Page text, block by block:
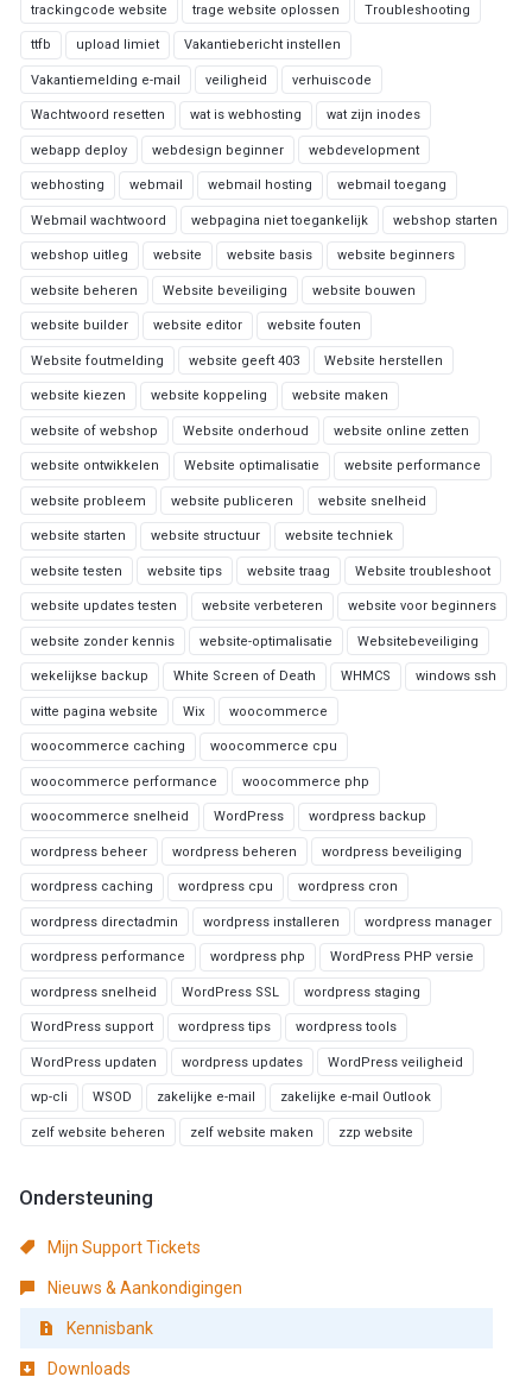
trackingcode website trage website oplossen Troubleshooting
ttfb upload limiet Vakantiebericht instellen
Vakantiemelding e-mail veiligheid verhuiscode
Wachtwoord resetten wat is webhosting wat zijn inodes
webapp deploy webdesign beginner webdevelopment
webhosting webmail webmail hosting webmail toegang
Webmail wachtwoord webpagina niet toegankelijk webshop starten
webshop uitleg website website basis website beginners
website beheren Website beveiliging website bouwen
website builder website editor website fouten
Website foutmelding website geeft 403 Website herstellen
website kiezen website koppeling website maken
website of webshop Website onderhoud website online zetten
website ontwikkelen Website optimalisatie website performance
website probleem website publiceren website snelheid
website starten website structuur website techniek
website testen website tips website traag Website troubleshoot
website updates testen website verbeteren website voor beginners
website zonder kennis website-optimalisatie Websitebeveiliging
wekelijkse backup White Screen of Death WHMCS windows ssh
witte pagina website Wix woocommerce
woocommerce caching woocommerce cpu
woocommerce performance woocommerce php
woocommerce snelheid WordPress wordpress backup
wordpress beheer wordpress beheren wordpress beveiliging
wordpress caching wordpress cpu wordpress cron
wordpress directadmin wordpress installeren wordpress manager
wordpress performance wordpress php WordPress PHP versie
wordpress snelheid WordPress SSL wordpress staging
WordPress support wordpress tips wordpress tools
WordPress updaten wordpress updates WordPress veiligheid
wp-cli WSOD zakelijke e-mail zakelijke e-mail Outlook
zelf website beheren zelf website maken zzp website
Ondersteuning
Mijn Support Tickets
Nieuws & Aankondigingen
Kennisbank
Downloads